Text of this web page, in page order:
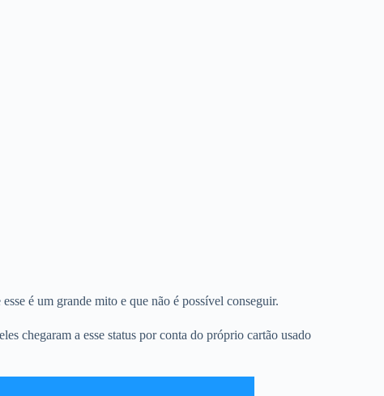
é um grande mito e que não é possível conseguir.
chegaram a esse status por conta do próprio cartão usado